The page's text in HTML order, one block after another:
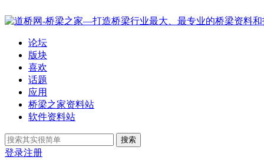
论坛
版块
喜欢
话题
应用
桥梁之家资料站
软件资料站
搜索
登录注册